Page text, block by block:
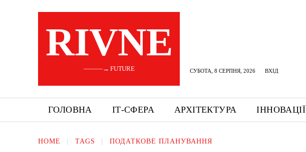
RIVNE
———→ FUTURE СУБОТА, 8 СЕРПНЯ, 2026 ВХІД
ГОЛОВНА ІТ-СФЕРА АРХІТЕКТУРА ІННОВАЦІЇ
HOME TAGS ПОДАТКОВЕ ПЛАНУВАННЯ